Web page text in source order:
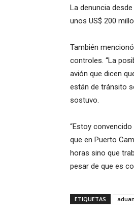
La denuncia
unos US$ 200
También
controles. “La
avión que dicen
están de tránsito
sostuvo.
“Estoy
que en Puerto
horas sino que
pesar de que es
ETIQUETAS